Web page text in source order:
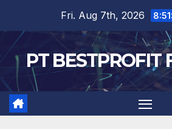
content
Fri. Aug 7th, 2026
PT BESTPROFIT